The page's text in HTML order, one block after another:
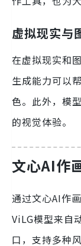
虚拟现实与
在虚拟现实和
生成能力可以
色。此外，模
的视觉体验。
文心AI作
通过文心AI作
ViLG模型来自
口，支持多种